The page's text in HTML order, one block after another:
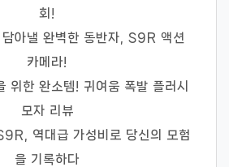
회!
담아낼 완벽한 동반자, S9R 액션
카메라!
위한 완소템! 귀여움 폭발 플러시
모자 리뷰
역대급 가성비로 당신의 모험
을 기록하다